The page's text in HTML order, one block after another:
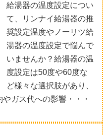
給湯器の温度設定につい
て、リンナイ給湯器の推
奨設定温度やノーリツ給
湯器の温度設定で悩んで
いませんか？給湯器の温
度設定は50度や60度な
ど様々な選択肢があり、
ガス代への影響・・・